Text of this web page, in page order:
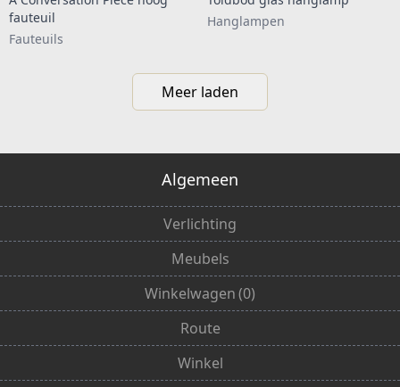
fauteuil
Fauteuils
Hanglampen
Meer laden
Algemeen
Verlichting
Meubels
Winkelwagen(0)
Route
Winkel